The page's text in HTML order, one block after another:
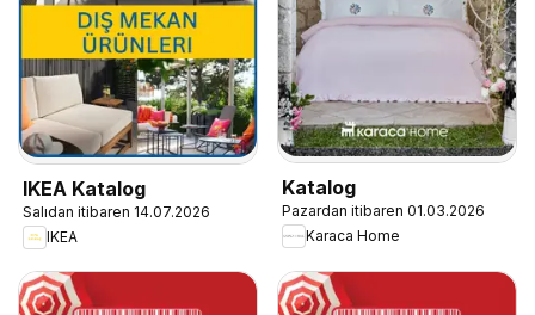
IKEA Katalog
Salıdan itibaren 14.07.2026
IKEA
Katalog
Pazardan itibaren 01.03.2026
Karaca Home